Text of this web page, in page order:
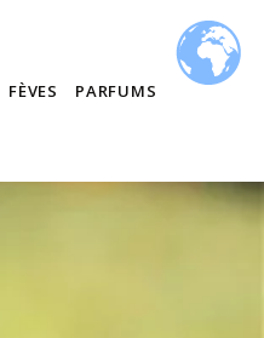
FÈVES PARFUMS